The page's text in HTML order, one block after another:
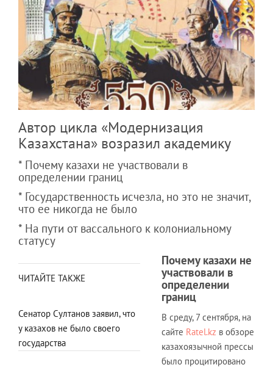
Автор цикла «Модернизация
Казахстана» возразил академику
* Почему казахи не участвовали в
определении границ
* Государственность исчезла, но это не значит,
что ее никогда не было
* На пути от вассального к колониальному
статусу
ЧИТАЙТЕ ТАКЖЕ
Сенатор Султанов заявил, что
у казахов не было своего
государства
Почему казахи не
участвовали в
определении
границ
В среду, 7 сентября, на
сайте Ratel.kz в обзоре
казахоязычной прессы
было процитировано